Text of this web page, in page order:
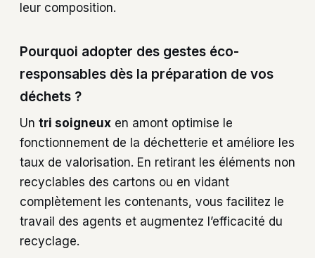
leur composition.
Pourquoi adopter des gestes éco-
responsables dès la préparation de vos
déchets ?
Un tri soigneux en amont optimise le
fonctionnement de la déchetterie et améliore les
taux de valorisation. En retirant les éléments non
recyclables des cartons ou en vidant
complètement les contenants, vous facilitez le
travail des agents et augmentez l’efficacité du
recyclage.